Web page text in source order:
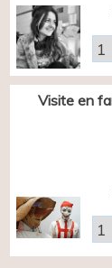
Visite en